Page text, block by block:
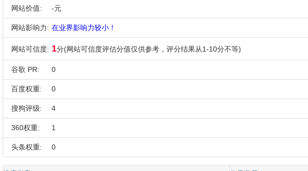
网站价值: -元
网站影响力: 在业界影响力较小！
网站可信度: 1分(网站可信度评估分值仅供参考，评分结果从1-10分不等)
谷歌 PR: 0
百度权重: 0
搜狗评级: 4
360权重: 1
头条权重: 0